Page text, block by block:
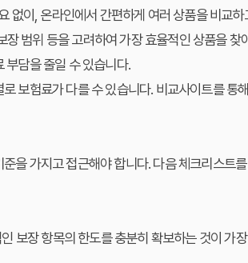
없이, 온라인에서 간편하게 여러 상품을 비교
범위 등을 고려하여 가장 효율적인 상품을 찾
부담을 줄일 수 있습니다.
보험료가 다를 수 있습니다. 비교사이트를 통
을 가지고 접근해야 합니다. 다음 체크리스트
보장 항목의 한도를 충분히 확보하는 것이 가